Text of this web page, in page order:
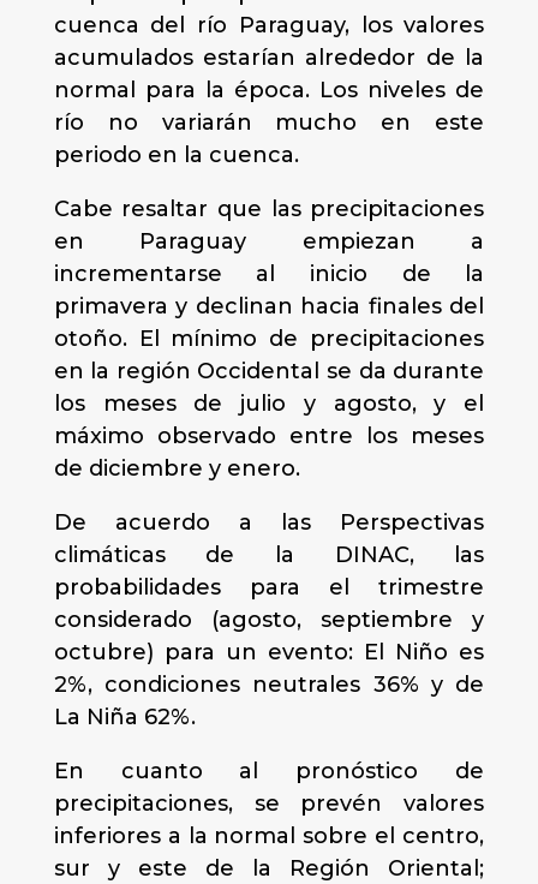
cuenca del río Paraguay, los valores
acumulados estarían alrededor de la
normal para la época. Los niveles de
río no variarán mucho en este
periodo en la cuenca.
Cabe resaltar que las precipitaciones
en Paraguay empiezan a
incrementarse al inicio de la
primavera y declinan hacia finales del
otoño. El mínimo de precipitaciones
en la región Occidental se da durante
los meses de julio y agosto, y el
máximo observado entre los meses
de diciembre y enero.
De acuerdo a las Perspectivas
climáticas de la DINAC, las
probabilidades para el trimestre
considerado (agosto, septiembre y
octubre) para un evento: El Niño es
2%, condiciones neutrales 36% y de
La Niña 62%.
En cuanto al pronóstico de
precipitaciones, se prevén valores
inferiores a la normal sobre el centro,
sur y este de la Región Oriental;